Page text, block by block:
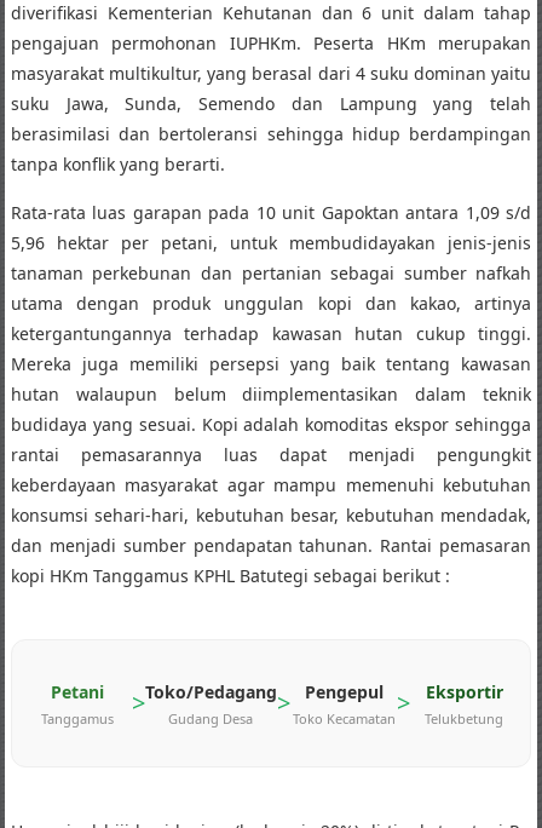
diverifikasi Kementerian Kehutanan dan 6 unit dalam tahap
pengajuan permohonan IUPHKm. Peserta HKm merupakan
masyarakat multikultur, yang berasal dari 4 suku dominan yaitu
suku Jawa, Sunda, Semendo dan Lampung yang telah
berasimilasi dan bertoleransi sehingga hidup berdampingan
tanpa konflik yang berarti.
Rata-rata luas garapan pada 10 unit Gapoktan antara 1,09 s/d
5,96 hektar per petani, untuk membudidayakan jenis-jenis
tanaman perkebunan dan pertanian sebagai sumber nafkah
utama dengan produk unggulan kopi dan kakao, artinya
ketergantungannya terhadap kawasan hutan cukup tinggi.
Mereka juga memiliki persepsi yang baik tentang kawasan
hutan walaupun belum diimplementasikan dalam teknik
budidaya yang sesuai. Kopi adalah komoditas ekspor sehingga
rantai pemasarannya luas dapat menjadi pengungkit
keberdayaan masyarakat agar mampu memenuhi kebutuhan
konsumsi sehari-hari, kebutuhan besar, kebutuhan mendadak,
dan menjadi sumber pendapatan tahunan. Rantai pemasaran
kopi HKm Tanggamus KPHL Batutegi sebagai berikut :
Petani
Tanggamus >Toko/Pedagang
Gudang Desa > Pengepul
Toko Kecamatan > Eksportir
Telukbetung